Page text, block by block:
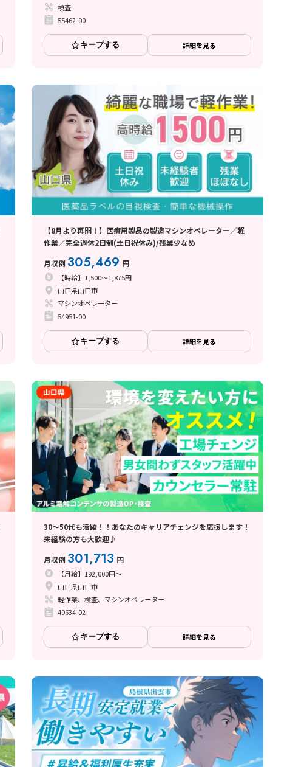
検査
55462-00
キープする 詳細を見る
【8月より再開！】医療用製品の製造マシンオペレーター／軽
作業／完全週休2日制(土日祝休み)/残業少なめ
月収例 305,469 円
【時給】1,500～1,875円
山口県山口市
マシンオペレーター
54951-00
キープする 詳細を見る
30～50代も活躍！！あなたのキャリアチェンジを応援します！
未経験の方も大歓迎♪
月収例 301,713 円
【月給】192,000円～
山口県山口市
軽作業、検査、マシンオペレーター
40634-02
キープする 詳細を見る